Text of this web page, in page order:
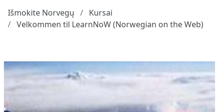
Išmokite Norvegų
Kursai
Velkommen til LearnNoW (Norwegian on the Web)